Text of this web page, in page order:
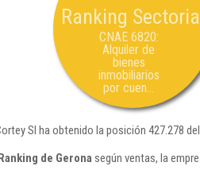
Ranking
CNAE 6820:
Alquiler de
bienes
inmobiliarios
por cuen...
Sl ha obtenido la posición 427.278 del
de Gerona según ventas, la